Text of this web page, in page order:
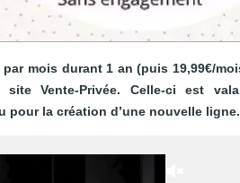
mois durant 1 an (puis 19,99€/
Vente-Privée. Celle-ci est
la création d’une nouvelle ligne.